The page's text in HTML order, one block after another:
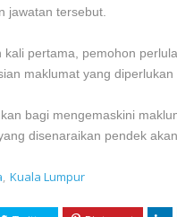
jawatan tersebut.
kali pertama, pemohon
maklumat yang diperlukan
bagi mengemaskini
disenaraikan pendek
Kuala Lumpur